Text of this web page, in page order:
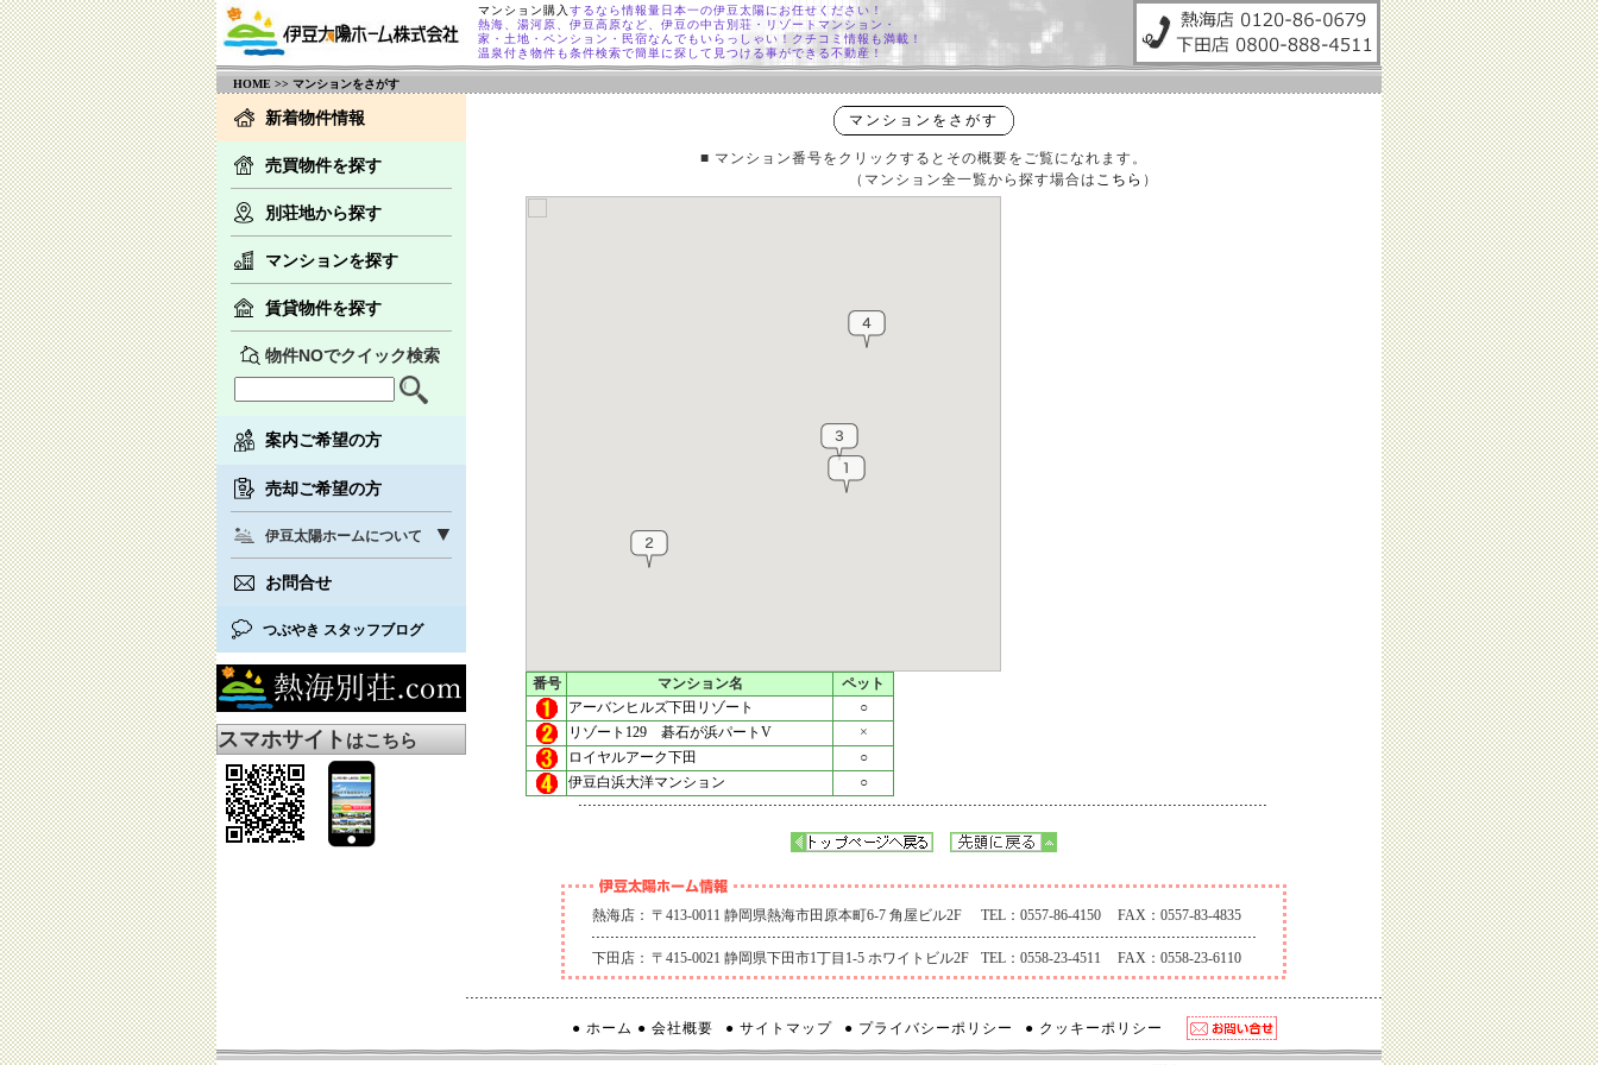
マンション購入 するなら情報量日本一の伊豆太陽にお任せください！
熱海、湯河原、伊豆高原など、伊豆の中古別荘・リゾートマンション・
家・土地・ペンション・民宿なんでもいらっしゃい！クチコミ情報も満載！
温泉付き物件も条件検索で簡単に探して見つける事ができる不動産！
HOME >> マンションをさがす
新着物件情報
売買物件を探す
別荘地から探す
マンションを探す
賃貸物件を探す
物件NOでクイック検索
案内ご希望の方
売却ご希望の方
伊豆太陽ホームについて
お問合せ
つぶやき スタッフブログ
スマホサイトはこちら
マンションをさがす
■ マンション番号をクリックするとその概要をご覧になれます。
（マンション全一覧から探す場合は こちら ）
番号 マンション名
ペット
アーバンヒルズ下田リゾート
○
リゾート129 碁石が浜パートV
×
ロイヤルアーク下田
○
伊豆白浜大洋マンション
○
熱海店： 〒413-0011 静岡県熱海市田原本町6-7 角屋ビル2F TEL：0557-86-4150 FAX：0557-83-4835
下田店： 〒415-0021 静岡県下田市1丁目1-5 ホワイトビル2F TEL：0558-23-4511 FAX：0558-23-6110
● ホーム ● 会社概要 ● サイトマップ ● プライバシーポリシー ● クッキーポリシー